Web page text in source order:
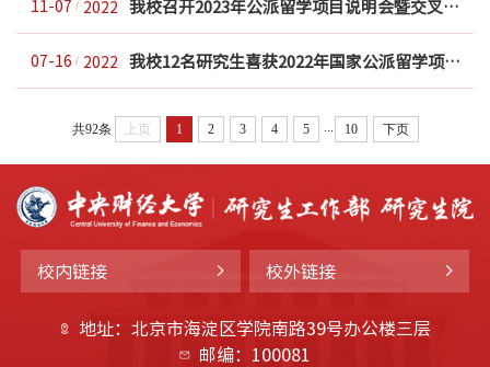
11-07 2022 我校召开2023年公派留学项目说明会暨交叉学科拔尖创新人才国际化联合培养项目启动...
07-16 2022 我校12名研究生喜获2022年国家公派留学项目资助
共92条 上页 1 2 3 4 5 ... 10 下页
校内链接 校外链接
地址：北京市海淀区学院南路39号办公楼三层
邮编：100081